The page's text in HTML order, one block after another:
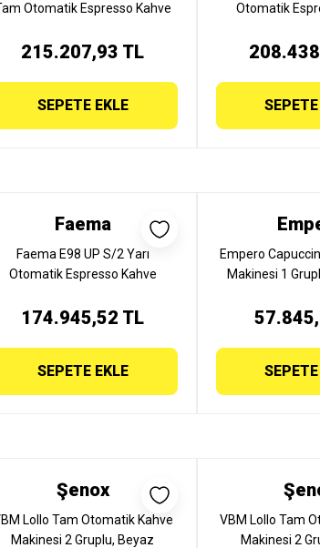
Otomatik Espresso Kahve
TALL CUP
215.207,93 TL
SEPETE EKLE
Otomatik
Faema
Faema E98 UP S/2 Yarı
Otomatik Espresso Kahve
174.945,52 TL
SEPETE EKLE
Empero
Makinesi 1
Şenox
Lollo Tam Otomatik Kahve
Makinesi 2 Gruplu, Beyaz
VBM Lollo Tam
Makinesi 2